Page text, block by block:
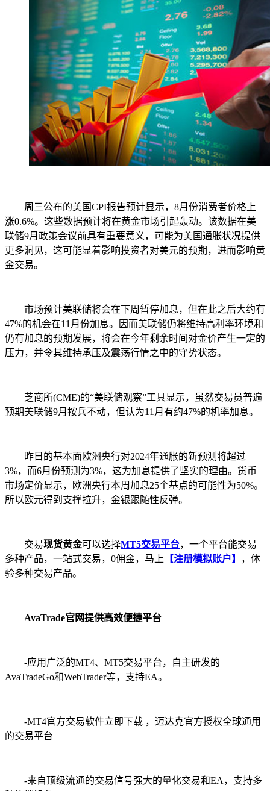
周三公布的美国CPI报告预计显示，8月份消费者价格上
涨0.6%。这些数据预计将在黄金市场引起轰动。该数据在美
联储9月政策会议前具有重要意义，可能为美国通胀状况提供
更多洞见，这可能显着影响投资者对美元的预期，进而影响黄
金交易。
市场预计美联储将会在下周暂停加息，但在此之后大约有
47%的机会在11月份加息。因而美联储仍将维持高利率环境和
仍有加息的预期发展，将会在今年剩余时间对金价产生一定的
压力，并令其维持承压及震荡行情之中的守势状态。
芝商所(CME)的“美联储观察”工具显示，虽然交易员普遍
预期美联储9月按兵不动，但认为11月有约47%的机率加息。
昨日的基本面欧洲央行对2024年通胀的新预测将超过
3%，而6月份预测为3%，这为加息提供了坚实的理由。货币
市场定价显示，欧洲央行本周加息25个基点的可能性为50%。
所以欧元得到支撑拉升，金银跟随性反弹。
交易现货黄金可以选择MT5交易平台，一个平台能交易
多种产品，一站式交易，0佣金，马上
【注册模拟账户】
，体
验多种交易产品。
AvaTrade官网提供高效便捷平台
-应用广泛的MT4、MT5交易平台，自主研发的
AvaTradeGo和WebTrader等，支持EA。
-MT4官方交易软件立即下载 ，迈达克官方授权全球通用
的交易平台
-来自顶级流通的交易信号强大的量化交易和EA，支持多